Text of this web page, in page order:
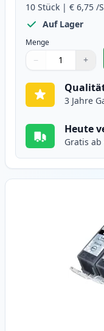
10 Stück | € 6,75 /
Auf Lager
Menge
Verwenden Sie
− +
1
3 Jahre
Heute
Gratis ab